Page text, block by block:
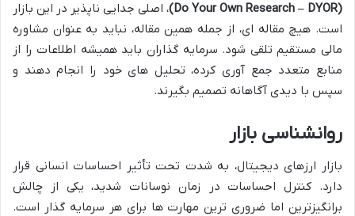
(Do Your Own Research – DYOR)
، اصلی جدایی ناپذیر در این بازار
است. هیچ مقاله ای، از جمله همین مقاله، نباید به عنوان مشاوره
مالی مستقیم تلقی شود. سرمایه گذاران باید همیشه اطلاعات را از
منابع متعدد جمع آوری کرده، تحلیل های خود را انجام دهند و
سپس با دیدی آگاهانه تصمیم بگیرند.
روانشناسی بازار
بازار ارزهای دیجیتال، به شدت تحت تأثیر احساسات انسانی قرار
دارد. کنترل احساسات در زمان نوسانات شدید، یکی از چالش
برانگیزترین اما ضروری ترین مهارت ها برای هر سرمایه گذار است.